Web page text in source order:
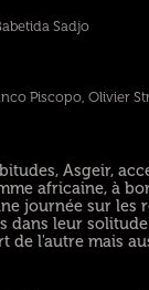
Sadjo
Piscopo, Olivier
Asgeir,
africaine, à
journée sur les
dans leur
de l'autre mais